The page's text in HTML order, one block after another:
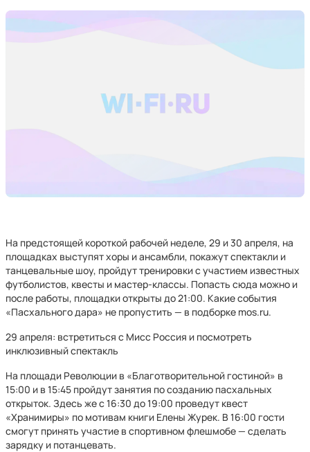
На предстоящей короткой рабочей неделе, 29 и 30 апреля, на
площадках выступят хоры и ансамбли, покажут спектакли и
танцевальные шоу, пройдут тренировки с участием известных
футболистов, квесты и мастер-классы. Попасть сюда можно и
после работы, площадки открыты до 21:00. Какие события
«Пасхального дара» не пропустить — в подборке mos.ru.
29 апреля: встретиться с Мисс Россия и посмотреть
инклюзивный спектакль
На площади Революции в «Благотворительной гостиной» в
15:00 и в 15:45 пройдут занятия по созданию пасхальных
открыток. Здесь же с 16:30 до 19:00 проведут квест
«Хранимиры» по мотивам книги Елены Журек. В 16:00 гости
смогут принять участие в спортивном флешмобе — сделать
зарядку и потанцевать.